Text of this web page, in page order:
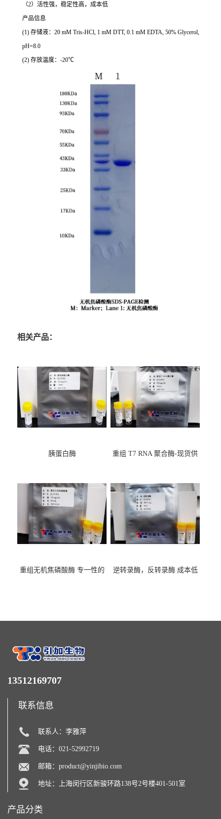
（2）活性强，稳定性高，成本低
产品信息
(1) 存储液：20 mM Tris-HCl, 1 mM DTT, 0.1 mM EDTA, 50% Glycerol,
pH=8.0
(2) 存放温度：-20℃
相关产品：
胰蛋白酶
重组 T7 RNA 聚合酶-现货供
重组无机焦磷酸酶 专一性的
逆转录酶，反转录酶 成本低
13512169707
联系信息
联系人：李雅萍
电话：021-52992719
邮箱： product@yinjibio.com
地址：上海闵行区新骏环路138号2号楼401-501室
产品分类